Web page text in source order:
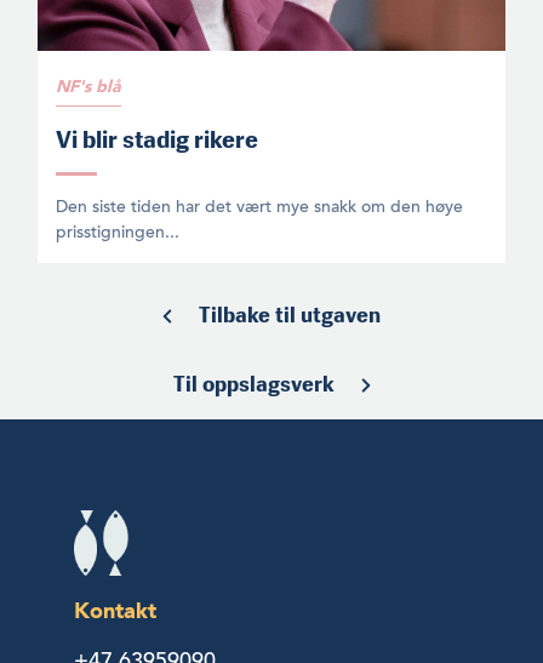
NF's blå
Vi blir stadig rikere
Den siste tiden har det vært mye snakk om den høye
prisstigningen...
Tilbake til utgaven
Til oppslagsverk
Kontakt